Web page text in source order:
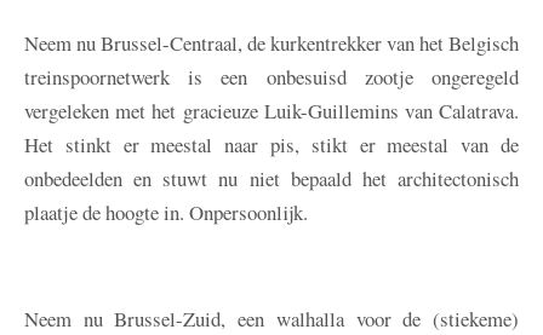
Neem nu Brussel-Centraal, de kurkentrekker van het Belgisch
treinspoornetwerk is een onbesuisd zootje ongeregeld
vergeleken met het gracieuze Luik-Guillemins van Calatrava.
Het stinkt er meestal naar pis, stikt er meestal van de
onbedeelden en stuwt nu niet bepaald het architectonisch
plaatje de hoogte in. Onpersoonlijk.
Neem nu Brussel-Zuid, een walhalla voor de (stiekeme)